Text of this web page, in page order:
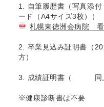
1. 自筆履歴書（写真添
ード（A4サイズ3枚））
札幌東徳洲会病院
2. 卒業見込み証明書（
方）
3. 成績証明書（
※健康診断書は不要